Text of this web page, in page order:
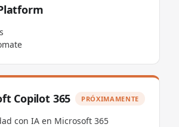
Copilot 365 PRÓXIMAMENTE
con IA en Microsoft 365